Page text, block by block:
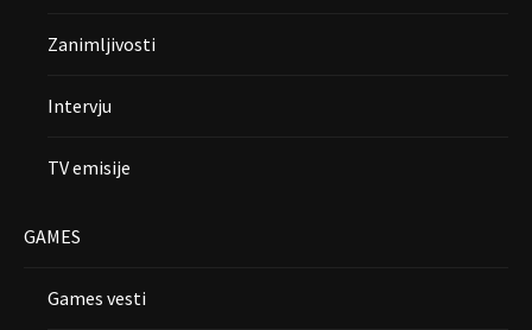
Zanimljivosti
Intervju
TV emisije
GAMES
Games vesti